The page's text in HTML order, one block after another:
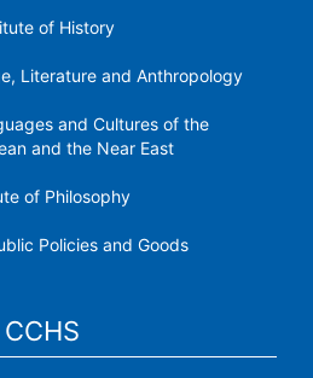
of History
Literature and Anthropology
​​and Cultures of the
and the Near East
of Philosophy
Policies and Goods
CCHS